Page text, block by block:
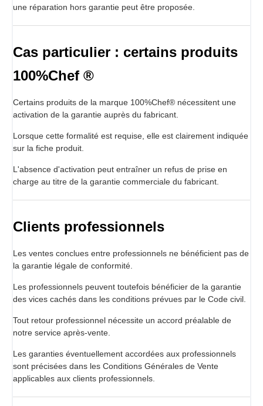
une réparation hors garantie peut être proposée.
Cas particulier : certains produits
100%Chef ®
Certains produits de la marque 100%Chef® nécessitent une
activation de la garantie auprès du fabricant.
Lorsque cette formalité est requise, elle est clairement indiquée
sur la fiche produit.
L'absence d'activation peut entraîner un refus de prise en
charge au titre de la garantie commerciale du fabricant.
Clients professionnels
Les ventes conclues entre professionnels ne bénéficient pas de
la garantie légale de conformité.
Les professionnels peuvent toutefois bénéficier de la garantie
des vices cachés dans les conditions prévues par le Code civil.
Tout retour professionnel nécessite un accord préalable de
notre service après-vente.
Les garanties éventuellement accordées aux professionnels
sont précisées dans les Conditions Générales de Vente
applicables aux clients professionnels.